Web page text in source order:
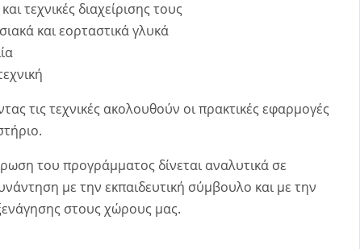
τεχνικές διαχείρισης τους
και εορταστικά γλυκά
τις τεχνικές ακολουθούν οι πρακτικές εφαρμογές
του προγράμματος δίνεται αναλυτικά σε
με την εκπαιδευτική σύμβουλο και με την
στους χώρους μας.